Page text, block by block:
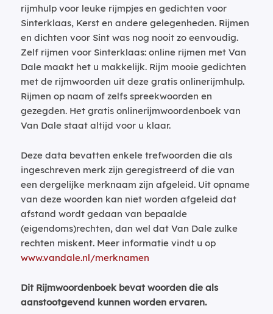
rijmhulp voor leuke rijmpjes en gedichten voor
Sinterklaas, Kerst en andere gelegenheden. Rijmen
en dichten voor Sint was nog nooit zo eenvoudig.
Zelf rijmen voor Sinterklaas: online rijmen met Van
Dale maakt het u makkelijk. Rijm mooie gedichten
met de rijmwoorden uit deze gratis onlinerijmhulp.
Rijmen op naam of zelfs spreekwoorden en
gezegden. Het gratis onlinerijmwoordenboek van
Van Dale staat altijd voor u klaar.
Deze data bevatten enkele trefwoorden die als
ingeschreven merk zijn geregistreerd of die van
een dergelijke merknaam zijn afgeleid. Uit opname
van deze woorden kan niet worden afgeleid dat
afstand wordt gedaan van bepaalde
(eigendoms)rechten, dan wel dat Van Dale zulke
rechten miskent. Meer informatie vindt u op
www.vandale.nl/merknamen
Dit Rijmwoordenboek bevat woorden die als
aanstootgevend kunnen worden ervaren.